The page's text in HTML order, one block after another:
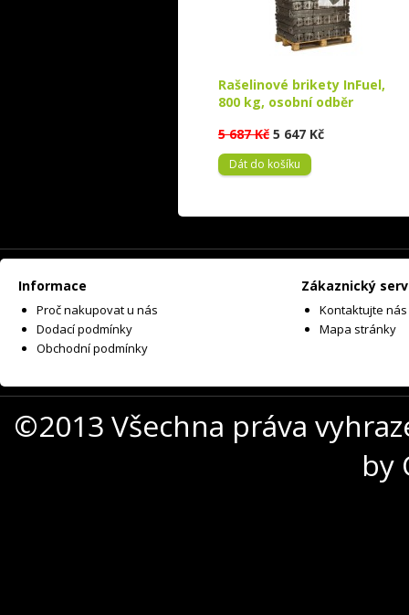
Rašelinové brikety InFuel,
800 kg, osobní odběr
5 687 Kč 5 647 Kč
Dát do košíku
Informace
Proč nakupovat u nás
Dodací podmínky
Obchodní podmínky
Zákaznický
Kontaktujte nás
Mapa stránky
©2013 Všechna práva
by